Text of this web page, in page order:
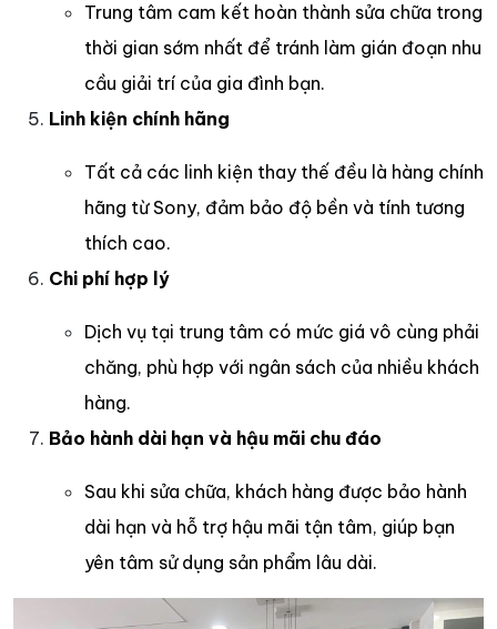
Trung tâm cam kết hoàn thành sửa chữa trong
thời gian sớm nhất để tránh làm gián đoạn nhu
cầu giải trí của gia đình bạn.
Linh kiện chính hãng
Tất cả các linh kiện thay thế đều là hàng chính
hãng từ Sony, đảm bảo độ bền và tính tương
thích cao.
Chi phí hợp lý
Dịch vụ tại trung tâm có mức giá vô cùng phải
chăng, phù hợp với ngân sách của nhiều khách
hàng.
Bảo hành dài hạn và hậu mãi chu đáo
Sau khi sửa chữa, khách hàng được bảo hành
dài hạn và hỗ trợ hậu mãi tận tâm, giúp bạn
yên tâm sử dụng sản phẩm lâu dài.